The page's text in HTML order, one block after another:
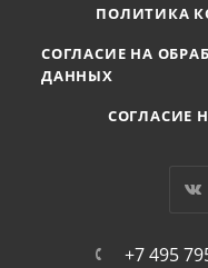
ПОЛИТИКА
СОГЛАСИЕ НА
ДАННЫХ
СОГЛАСИЕ
+7 495